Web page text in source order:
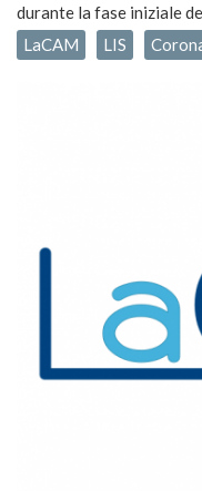
durante la fase iniziale
LaCAM
LIS